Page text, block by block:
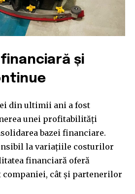
your email address on our website
below. Don't worry, we respect
your inbox. Your information is
SUBSCRIBE
Privacy Policy.
32,214 11,243
și
din ultimii ani a fost
unei profitabilități
bazei financiare.
la variațiile costurilor
financiară oferă
cât și partenerilor